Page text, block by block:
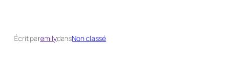
Écrit paremilydansNon classé